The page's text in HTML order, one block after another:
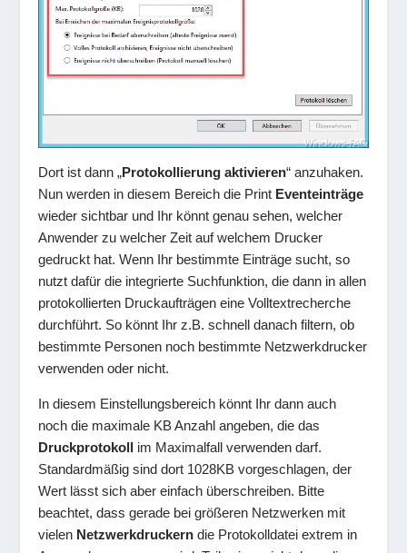
Dort ist dann „Protokollierung aktivieren“ anzuhaken.
Nun werden in diesem Bereich die Print Eventeinträge
wieder sichtbar und Ihr könnt genau sehen, welcher
Anwender zu welcher Zeit auf welchem Drucker
gedruckt hat. Wenn Ihr bestimmte Einträge sucht, so
nutzt dafür die integrierte Suchfunktion, die dann in allen
protokollierten Druckaufträgen eine Volltextrecherche
durchführt. So könnt Ihr z.B. schnell danach filtern, ob
bestimmte Personen noch bestimmte Netzwerkdrucker
verwenden oder nicht.
In diesem Einstellungsbereich könnt Ihr dann auch
noch die maximale KB Anzahl angeben, die das
Druckprotokoll im Maximalfall verwenden darf.
Standardmäßig sind dort 1028KB vorgeschlagen, der
Wert lässt sich aber einfach überschreiben. Bitte
beachtet, dass gerade bei größeren Netzwerken mit
vielen Netzwerkdruckern die Protokolldatei extrem in